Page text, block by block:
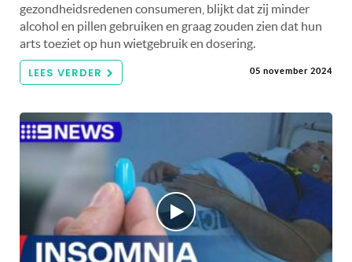
gezondheidsredenen consumeren, blijkt dat zij minder
alcohol en pillen gebruiken en graag zouden zien dat hun
arts toeziet op hun wietgebruik en dosering.
LEES VERDER 05 november 2024